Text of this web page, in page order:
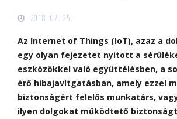
2018. 07. 25.
Az Internet of Things (IoT), azaz a
egy olyan fejezetet nyitott a
eszközökkel való együttélésben, a
érő hibajavítgatásban, amely ezzel
biztonságért felelős munkatárs,
ilyen dolgokat működtető